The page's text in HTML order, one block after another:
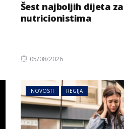
Šest najboljih dijeta
nutricionistima
Posted
05/08/2026
NOVOSTI REGIJA